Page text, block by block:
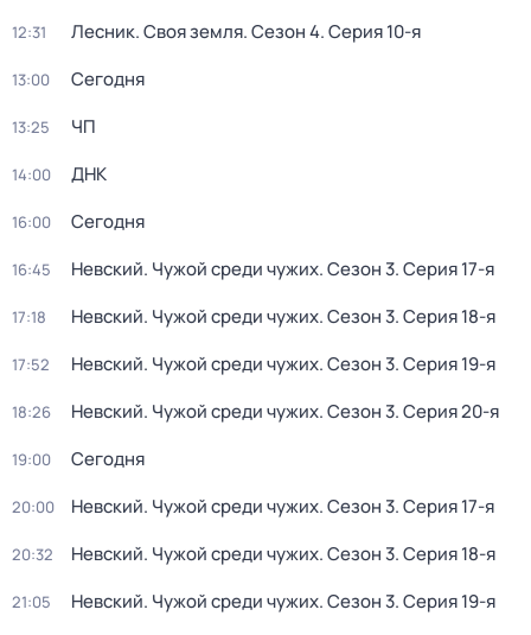
12:31 Лесник. Своя земля. Сезон 4. Серия 10-я
13:00 Сегодня
13:25 ЧП
14:00 ДНК
16:00 Сегодня
16:45 Невский. Чужой среди чужих. Сезон 3. Серия 17-я
17:18 Невский. Чужой среди чужих. Сезон 3. Серия 18-я
17:52 Невский. Чужой среди чужих. Сезон 3. Серия 19-я
18:26 Невский. Чужой среди чужих. Сезон 3. Серия 20-я
19:00 Сегодня
20:00 Невский. Чужой среди чужих. Сезон 3. Серия 17-я
20:32 Невский. Чужой среди чужих. Сезон 3. Серия 18-я
21:05 Невский. Чужой среди чужих. Сезон 3. Серия 19-я